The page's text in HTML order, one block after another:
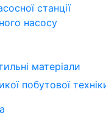
станції
насосу
матеріали
побутової